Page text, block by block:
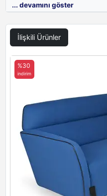
Loft 25
Ayak Malzemesi Renkleri
Metal Ayak Renkleri
Antrasit
... devamını göster
İlişkili Ürünler
%30
indirim